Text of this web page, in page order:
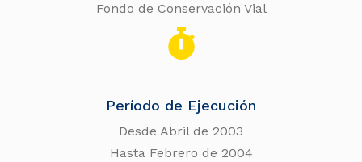
Fondo de Conservación Vial
Período de Ejecución
Desde Abril de 2003
Hasta Febrero de 2004